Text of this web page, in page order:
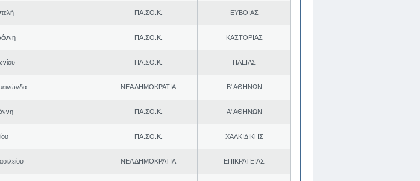
ΠΑ.ΣΟ.Κ. ΕΥΒΟΙΑΣ
ΠΑ.ΣΟ.Κ. ΚΑΣΤΟΡΙΑΣ
ΠΑ.ΣΟ.Κ. ΗΛΕΙΑΣ
ΝΕΑ ΔΗΜΟΚΡΑΤΙΑ Β' ΑΘΗΝΩΝ
ΠΑ.ΣΟ.Κ. Α' ΑΘΗΝΩΝ
ΠΑ.ΣΟ.Κ. ΧΑΛΚΙΔΙΚΗΣ
ΝΕΑ ΔΗΜΟΚΡΑΤΙΑ ΕΠΙΚΡΑΤΕΙΑΣ